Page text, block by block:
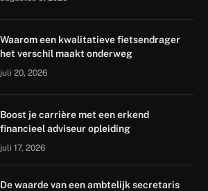
Waarom een kwalitatieve fietsendrager
het verschil maakt onderweg
juli 20, 2026
Boost je carrière met een erkend
financieel adviseur opleiding
juli 17, 2026
De waarde van een ambtelijk secretaris